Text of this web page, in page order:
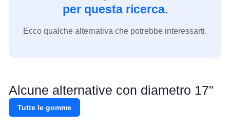
per questa ricerca.
Ecco qualche alternativa che potrebbe interessarti.
Alcune alternative con diametro 17"
Tutte le gomme